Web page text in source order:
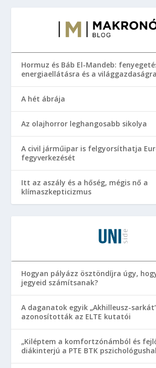
Hormuz és Báb El-Mandeb:
energiaellátásra és a világgazdaságra
A hét ábrája
Az olajhorror leghangosabb sikolya
A civil járműipar is felgyorsíthatja
fegyverkezését
Itt az aszály és a hőség, mégis nő a
klímaszkepticizmus
Hogyan pályázz ösztöndíjra úgy,
jegyeid számítsanak?
A daganatok egyik „Akhilleusz-
azonosították az ELTE kutatói
„Kiléptem a komfortzónámból és
diákinterjú a PTE BTK